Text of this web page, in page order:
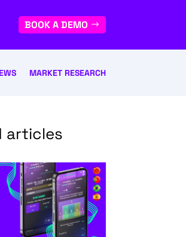
BOOK A DEMO
MARKET RESEARCH
articles